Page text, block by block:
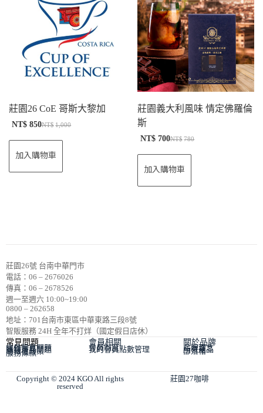
莊園26 CoE 哥斯大黎加
NT$ 1,000
NT$ 850
加入購物車
莊園義大利風味 情定佛羅倫
斯
NT$ 780
NT$ 700
加入購物車
莊園26號 台南中華門市
電話：06 – 2676026
傳真：06 – 2678526
週一至週六 10:00~19:00
0800 – 262658
地址：701台南市東區中華東路三段8號
智販服務 24H 全年不打烊（國定假日店休）
常見問題
會員常見問題
購物常見問題
隱私權政策
服務條款
會員相關
會員制度
我的會員點數管理
關於品牌
品牌理念
所有產品
部落格
Copyright © 2024 KGO All rights
reserved
莊園27咖啡